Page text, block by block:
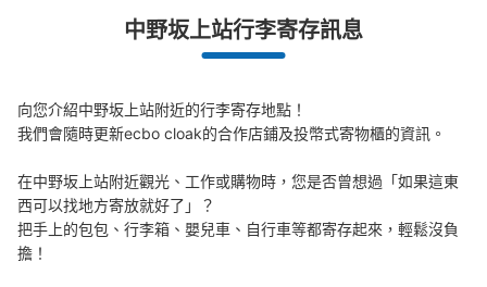
中野坂上站行李寄存訊息
向您介紹中野坂上站附近的行李寄存地點！
我們會隨時更新ecbo cloak的合作店鋪及投幣式寄物櫃的資訊。
在中野坂上站附近觀光、工作或購物時，您是否曾想過「如果這東
西可以找地方寄放就好了」？
把手上的包包、行李箱、嬰兒車、自行車等都寄存起來，輕鬆沒負
擔！